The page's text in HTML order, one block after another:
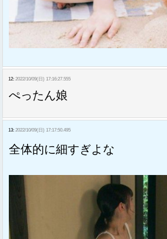
12: 2022/10/09(日) 17:16:27.555
ぺったん娘
13: 2022/10/09(日) 17:17:50.495
全体的に細すぎよな